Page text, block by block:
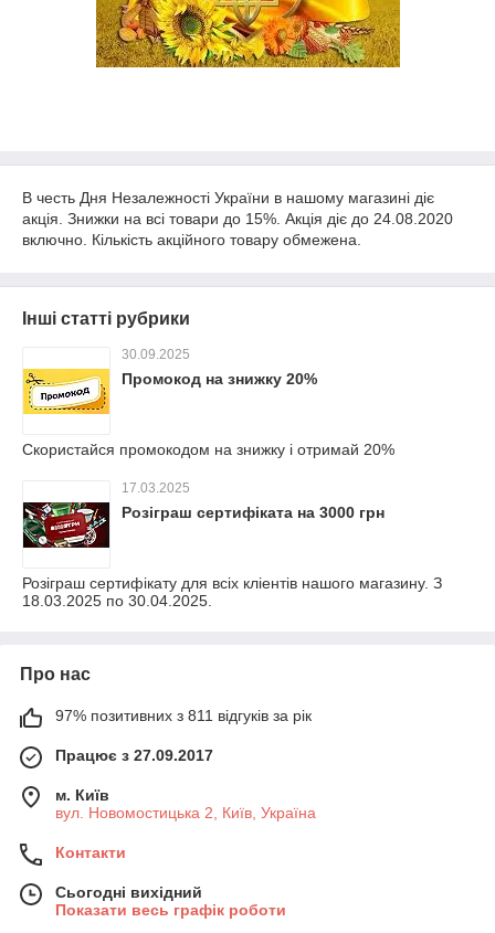
В честь Дня Незалежності України в нашому магазині діє
акція. Знижки на всі товари до 15%. Акція діє до 24.08.2020
включно. Кількість акційного товару обмежена.
Інші статті рубрики
30.09.2025
Промокод на знижку 20%
Скористайся промокодом на знижку і отримай 20%
17.03.2025
Розіграш сертифіката на 3000 грн
Розіграш сертифікату для всіх кліентів нашого магазину. З
18.03.2025 по 30.04.2025.
Про нас
97% позитивних з 811 відгуків за рік
Працює з 27.09.2017
м. Київ
вул. Новомостицька 2, Київ, Україна
Контакти
Сьогодні вихідний
Показати весь графік роботи